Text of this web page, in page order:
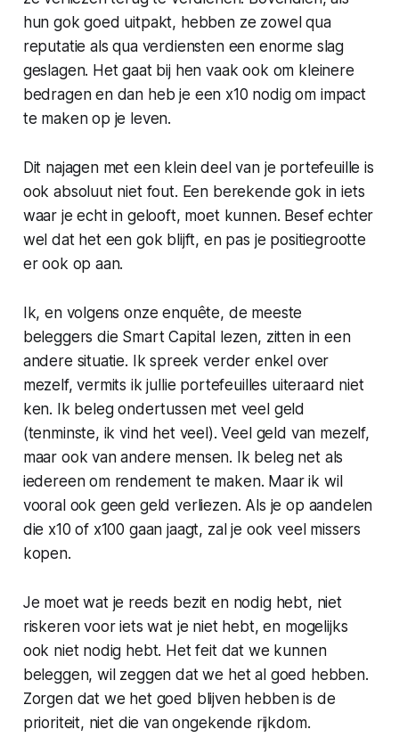
hun gok goed uitpakt, hebben ze zowel qua
reputatie als qua verdiensten een enorme slag
geslagen. Het gaat bij hen vaak ook om kleinere
bedragen en dan heb je een x10 nodig om impact
te maken op je leven.
Dit najagen met een klein deel van je portefeuille is
ook absoluut niet fout. Een berekende gok in iets
waar je echt in gelooft, moet kunnen. Besef echter
wel dat het een gok blijft, en pas je positiegrootte
er ook op aan.
Ik, en volgens onze enquête, de meeste
beleggers die Smart Capital lezen, zitten in een
andere situatie. Ik spreek verder enkel over
mezelf, vermits ik jullie portefeuilles uiteraard niet
ken. Ik beleg ondertussen met veel geld
(tenminste, ik vind het veel). Veel geld van mezelf,
maar ook van andere mensen. Ik beleg net als
iedereen om rendement te maken. Maar ik wil
vooral ook geen geld verliezen. Als je op aandelen
die x10 of x100 gaan jaagt, zal je ook veel missers
kopen.
Je moet wat je reeds bezit en nodig hebt, niet
riskeren voor iets wat je niet hebt, en mogelijks
ook niet nodig hebt. Het feit dat we kunnen
beleggen, wil zeggen dat we het al goed hebben.
Zorgen dat we het goed blijven hebben is de
prioriteit, niet die van ongekende rijkdom.